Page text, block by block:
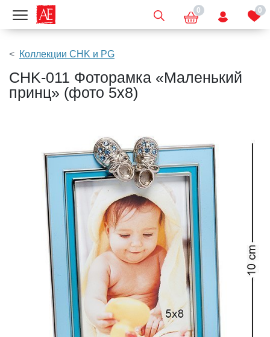
Показать меню 0 0
Коллекции CHK и PG
CHK-011 Фоторамка «Маленький
принц» (фото 5х8)